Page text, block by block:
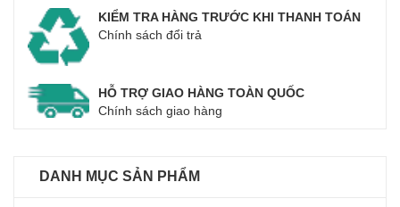
KIỂM TRA HÀNG TRƯỚC KHI THANH TOÁN
Chính sách đổi trả
HỖ TRỢ GIAO HÀNG TOÀN QUỐC
Chính sách giao hàng
DANH MỤC SẢN PHẨM